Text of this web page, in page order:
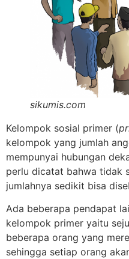
sikumis.com
Kelompok sosial primer (
kelompok yang jumlah
mempunyai hubungan
perlu dicatat bahwa tidak
jumlahnya sedikit bisa
Ada beberapa pendapat
kelompok primer yaitu
beberapa orang yang
sehingga setiap orang